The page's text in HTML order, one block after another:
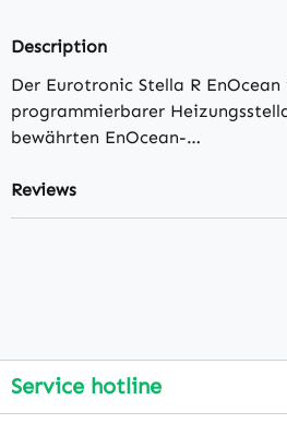
Description
Der Eurotronic Stella R
programmierbarer
bewährten EnOcean-…
Reviews
Service hotline